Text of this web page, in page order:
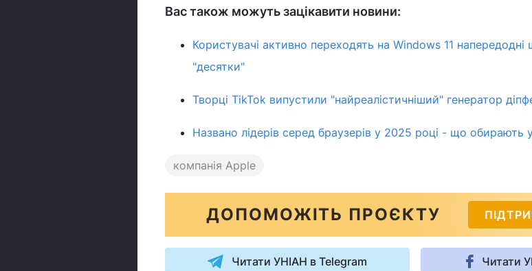
Вас також можуть зацікавити новини:
Користувачі активно переходять на Windows 11 напередодні
"десятки"
Творці TikTok випустили "найреалістичніший" генератор
Названо лідерів серед браузерів у 2025 році - що обирають
компанія Apple
ДОПОМОЖІТЬ ПРОЄКТУ
Читати УНІАН в Telegram Читати